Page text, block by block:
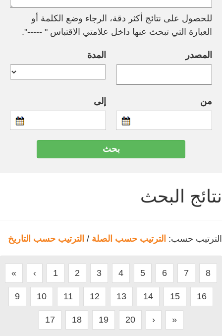
للحصول على نتائج أكثر دقة، الرجاء وضع الكلمة أو
العبارة التي تبحث عنها داخل علامتي الاقتباس " -----".
المصدر المدة
من إلى
نتائج البحث
الترتيب حسب: الترتيب حسب الصلة / الترتيب حسب التاريخ
« ‹ 1 2 3 4 5 6 7 8
9 10 11 12 13 14 15 16
17 18 19 20 › »